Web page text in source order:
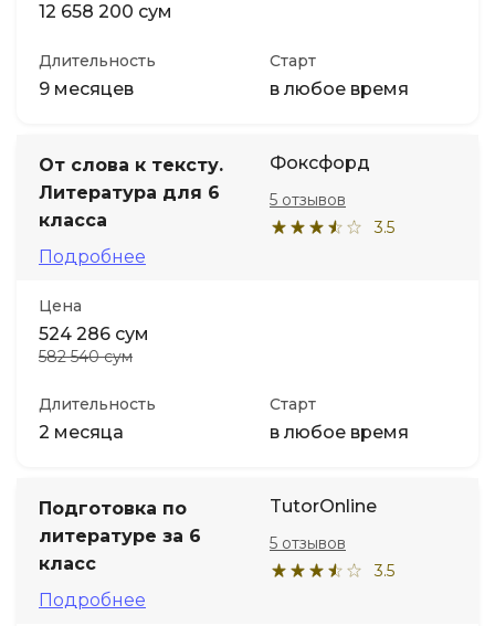
12 658 200 сум
Длительность
9 месяцев
Старт
в любое время
От слова к тексту.
Литература для 6
класса
Подробнее
Фоксфорд
3.5
5 отзывов
Цена
524 286 сум
582 540 сум
Длительность
2 месяца
Старт
в любое время
Подготовка по
литературе за 6
класс
Подробнее
TutorOnline
3.5
5 отзывов